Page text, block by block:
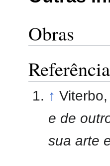
Obras
↑
e de
sua arte